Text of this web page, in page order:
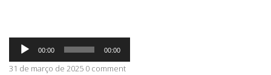
CONTATO
Tocador
áudio
00:00 00:00
31 de março de 2025 0 comment